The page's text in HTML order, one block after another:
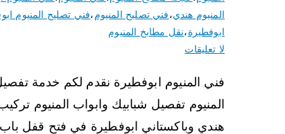
المنيوم هندي،فني تصليح المنيوم،فني تصليح المنيوم
ابوفطيرة،نقل مطابخ المنيوم
لا تعليقات
فني المنيوم ابوفطيرة نقدم لكم خدمة
المنيوم تفصيل شبابيك وابواب المنيوم
هندي وباكستاني ابوفطيرة في فتح قفل باب